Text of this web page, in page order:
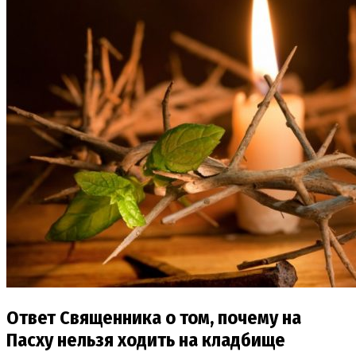
Ответ Священника о том, почему на
Пасху нельзя ходить на кладбище